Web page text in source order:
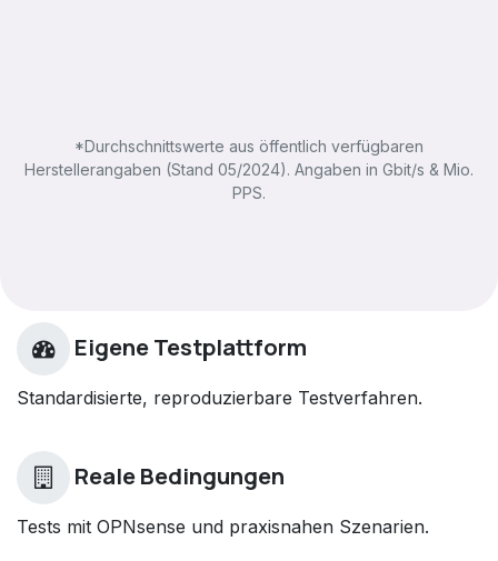
*Durchschnittswerte aus öffentlich verfügbaren
Herstellerangaben (Stand 05/2024). Angaben in Gbit/s & Mio.
PPS.
Eigene Testplattform
Standardisierte, reproduzierbare Testverfahren.
Reale Bedingungen
Tests mit OPNsense und praxisnahen Szenarien.